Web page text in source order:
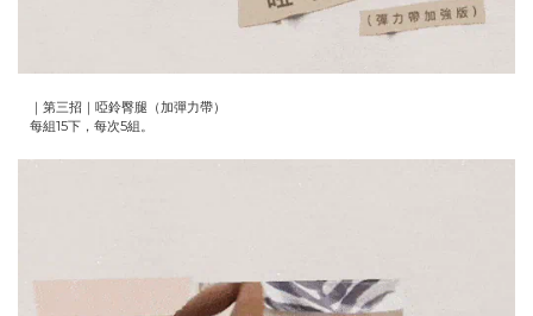
｜第三招｜啞鈴臀腿（加彈力帶）
每組15下，每次5組。